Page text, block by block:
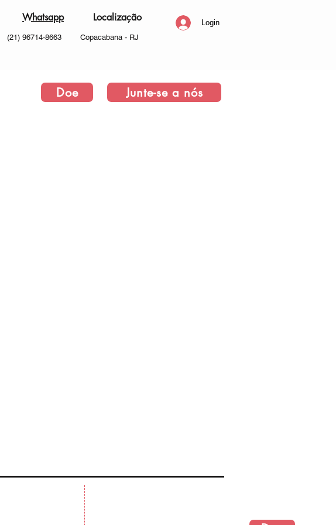
Whatsapp
(21) 96714-8663
Localização
Copacabana - RJ
Login
Doe Junte-se a nós